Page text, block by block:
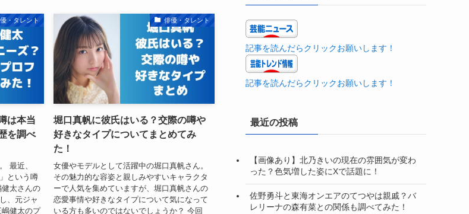
・タレント
は本当
を調べ
最近、
という噂
太さんの
、元ジャ
健太のプ
俳優・タレント
堀口真帆に彼氏はいる？交際の噂や
好きなタイプについてまとめてみ
た！
女優やモデルとして活躍中の堀口真帆さん。
その魅力的な容姿と親しみやすいキャラクタ
ーで人気を集めていますが、堀口真帆さんの
恋愛事情や好きなタイプについて気になって
いる方も多いのではないでしょうか？ 今回
記事を読んだらクリックお願いします！
記事を読んだらクリックお願いします！
最近の投稿
【画像あり】北乃きいの現在の雰囲気が変わ
った？色気増した姿にXで話題に！
佐野勇斗と東海オンエアのてつやは親戚？バ
レリーナの森有菜との関係も調べてみた！